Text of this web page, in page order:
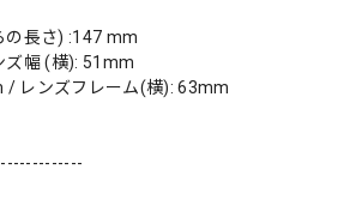
の長さ) :147 mm
ズ幅 (横): 51mm
/ レンズフレーム(横): 63mm